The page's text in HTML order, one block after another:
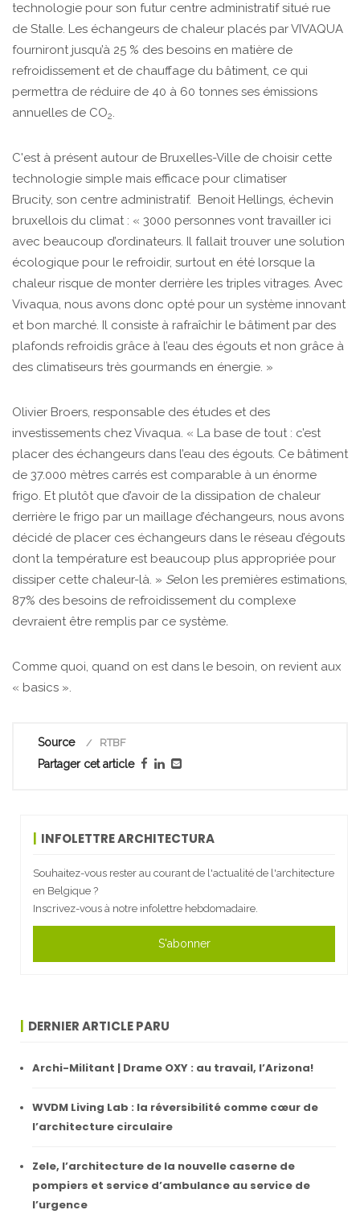
technologie pour son futur centre administratif situé rue
de Stalle. Les échangeurs de chaleur placés par VIVAQUA
fourniront jusqu’à 25 % des besoins en matière de
refroidissement et de chauffage du bâtiment, ce qui
permettra de réduire de 40 à 60 tonnes ses émissions
annuelles de CO2.
C'est à présent autour de Bruxelles-Ville de choisir cette
technologie simple mais efficace pour climatiser
Brucity, son centre administratif. Benoit Hellings, échevin
bruxellois du climat : « 3000 personnes vont travailler ici
avec beaucoup d’ordinateurs. Il fallait trouver une solution
écologique pour le refroidir, surtout en été lorsque la
chaleur risque de monter derrière les triples vitrages. Avec
Vivaqua, nous avons donc opté pour un système innovant
et bon marché. Il consiste à rafraîchir le bâtiment par des
plafonds refroidis grâce à l’eau des égouts et non grâce à
des climatiseurs très gourmands en énergie. »
Olivier Broers, responsable des études et des
investissements chez Vivaqua. « La base de tout : c’est
placer des échangeurs dans l’eau des égouts. Ce bâtiment
de 37.000 mètres carrés est comparable à un énorme
frigo. Et plutôt que d’avoir de la dissipation de chaleur
derrière le frigo par un maillage d’échangeurs, nous avons
décidé de placer ces échangeurs dans le réseau d’égouts
dont la température est beaucoup plus appropriée pour
dissiper cette chaleur-là. » Selon les premières estimations,
87% des besoins de refroidissement du complexe
devraient être remplis par ce système.
Comme quoi, quand on est dans le besoin, on revient aux
« basics ».
Source RTBF
Partager cet article
INFOLETTRE ARCHITECTURA
Souhaitez-vous rester au courant de l'actualité de l'architecture
en Belgique ?
Inscrivez-vous à notre infolettre hebdomadaire.
S'abonner
DERNIER ARTICLE PARU
Archi-Militant | Drame OXY : au travail, l’Arizona!
WVDM Living Lab : la réversibilité comme cœur de
l’architecture circulaire
Zele, l’architecture de la nouvelle caserne de
pompiers et service d’ambulance au service de
l’urgence